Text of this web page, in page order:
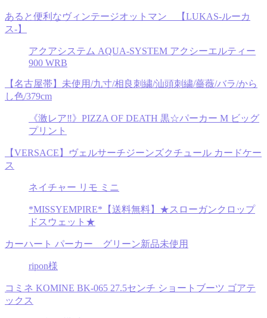
あると便利なヴィンテージオットマン 【LUKAS-ルーカ
ス-】
アクアシステム AQUA-SYSTEM アクシーエルティー
900 WRB
【名古屋帯】未使用/九寸/相良刺繍/汕頭刺繍/薔薇/バラ/から
し色/379cm
《激レア‼︎》PIZZA OF DEATH 黒☆パーカー M ビッグ
プリント
【VERSACE】ヴェルサーチジーンズクチュール カードケー
ス
ネイチャー リモ ミニ
*MISSYEMPIRE*【送料無料】★スローガンクロップ
ドスウェット★
カーハート パーカー グリーン新品未使用
ripon様
コミネ KOMINE BK-065 27.5センチ ショートブーツ ゴアテ
ックス